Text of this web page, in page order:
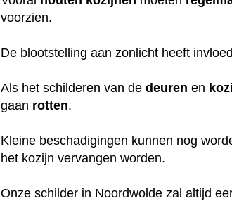
voorzien.
De blootstelling aan zonlicht heeft
Als het schilderen van dedeuren en
gaan rotten.
Kleine beschadigingen kunnen nog
het kozijn vervangen worden.
Onze schilder in Noordwolde zal altijd